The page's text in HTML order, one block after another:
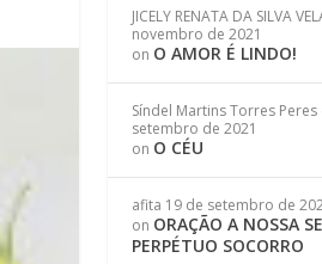
JICELY RENATA DA SILVA
novembro de 2021
on O AMOR É LINDO!
Síndel Martins Torres Peres
setembro de 2021
on O CÉU
afita 19 de setembro de
on ORAÇÃO A NOSSA
PERPÉTUO SOCORRO